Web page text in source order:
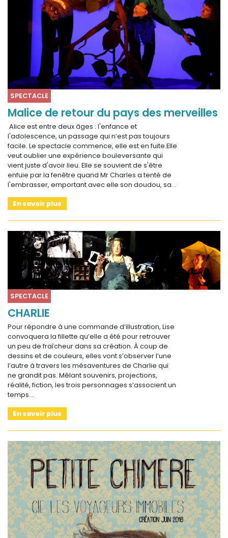
SPECTACLE
Malice de retour du pays des merveilles
Alice est entre deux âges : l'enfance et
l'adolescence, un passage qui n’est pas toujours
facile. Le spectacle commence, elle est en fuite.Elle
veut oublier une expérience bouleversante qui
vient juste d'avoir lieu. Elle se souvient de s'être
enfuie par la fenêtre quand Mr Charles a tenté de
l'embrasser, emportant avec elle son doudou, sa…
En savoir plus
SPECTACLE
CHARLIE
Pour répondre à une commande d’illustration, Lise
convoquera la fillette qu’elle a été pour retrouver
un peu de fraîcheur dans sa création. À coup de
dessins et de couleurs, elles vont s’observer l’une
l’autre à travers les mésaventures de Charlie qui
ne grandit pas. Mêlant souvenirs, projections,
réalité, fiction, les trois personnages s’associent un
temps…
En savoir plus